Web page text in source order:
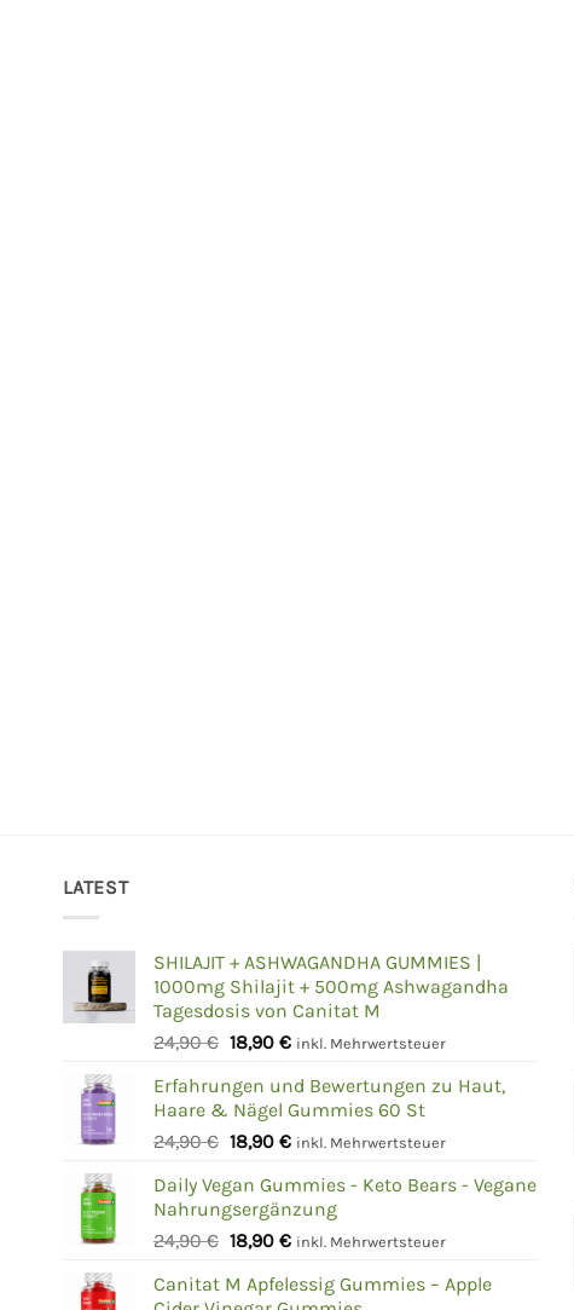
LATEST
SHILAJIT + ASHWAGANDHA GUMMIES |
1000mg Shilajit + 500mg Ashwagandha
Tagesdosis von Canitat M
24,90€ Ursprünglicher
war:
24,90 €
18,90 €Aktueller
ist:
18,90 €.
inkl. Mehrwertsteuer
Erfahrungen und Bewertungen zu Haut,
Haare & Nägel Gummies 60 St
24,90€ Ursprünglicher
war:
24,90 €
18,90 €Aktueller
ist:
18,90 €.
inkl. Mehrwertsteuer
Daily Vegan Gummies - Keto Bears - Vegane
Nahrungsergänzung
24,90€ Ursprünglicher
war:
18,90 €Aktueller
ist:
inkl. Mehrwertsteuer
Canitat M Apfelessig Gummies – Apple